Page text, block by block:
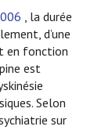
, la durée
d’une
en fonction
est
Selon
sur